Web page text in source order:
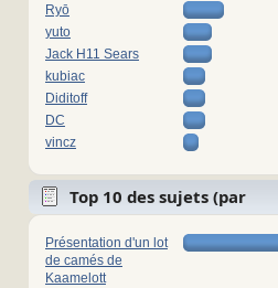
Ryō
yuto
Jack H11 Sears
kubiac
Diditoff
DC
vincz
Top 10 des sujets (par
réponses)
Présentation d'un lot
de camés de
Kaamelott